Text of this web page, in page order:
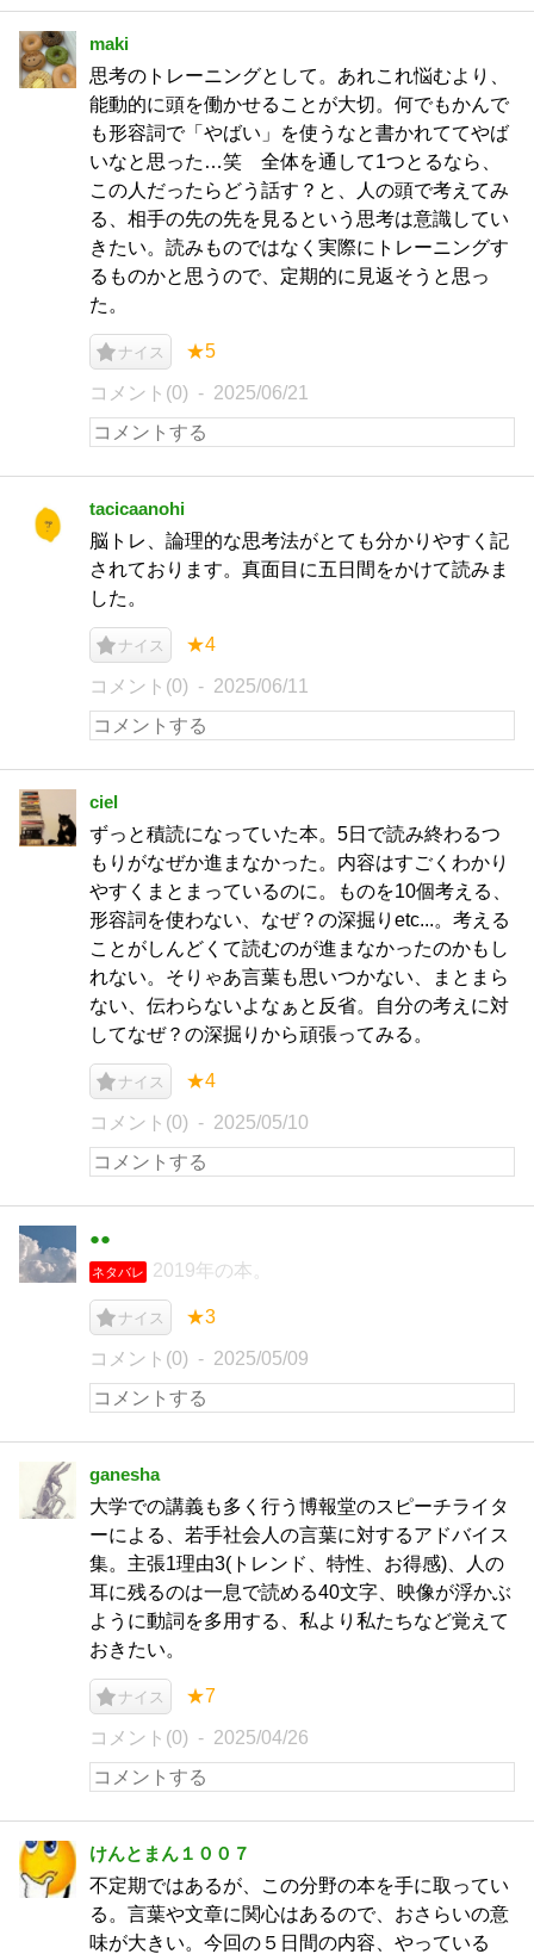
maki
思考のトレーニングとして。あれこれ悩むより、
能動的に頭を働かせることが大切。何でもかんで
も形容詞で「やばい」を使うなと書かれててやば
いなと思った…笑 全体を通して1つとるなら、
この人だったらどう話す？と、人の頭で考えてみ
る、相手の先の先を見るという思考は意識してい
きたい。読みものではなく実際にトレーニングす
るものかと思うので、定期的に見返そうと思っ
た。
ナイス ★5
コメント(0) 2025/06/21
tacicaanohi
脳トレ、論理的な思考法がとても分かりやすく記
されております。真面目に五日間をかけて読みま
した。
ナイス ★4
コメント(0) 2025/06/11
ciel
ずっと積読になっていた本。5日で読み終わるつ
もりがなぜか進まなかった。内容はすごくわかり
やすくまとまっているのに。ものを10個考える、
形容詞を使わない、なぜ？の深掘りetc...。考える
ことがしんどくて読むのが進まなかったのかもし
れない。そりゃあ言葉も思いつかない、まとまら
ない、伝わらないよなぁと反省。自分の考えに対
してなぜ？の深掘りから頑張ってみる。
ナイス ★4
コメント(0) 2025/05/10
●●
ネタバレ 2019年の本。
ナイス ★3
コメント(0) 2025/05/09
ganesha
大学での講義も多く行う博報堂のスピーチライタ
ーによる、若手社会人の言葉に対するアドバイス
集。主張1理由3(トレンド、特性、お得感)、人の
耳に残るのは一息で読める40文字、映像が浮かぶ
ように動詞を多用する、私より私たちなど覚えて
おきたい。
ナイス ★7
コメント(0) 2025/04/26
けんとまん１００７
不定期ではあるが、この分野の本を手に取ってい
る。言葉や文章に関心はあるので、おさらいの意
味が大きい。今回の５日間の内容、やっている